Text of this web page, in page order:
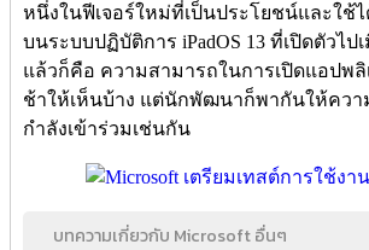
หนึ่งในฟีเจอร์ใหม่ที่เป็นประโยชน์และใช้ไ
บนระบบปฏิบัติการ iPadOS 13 ที่เปิดตัวไป
แล้วก็คือ ความสามารถในการเปิดแอปพ
ช้าให้เห็นบ้าง แต่นักพัฒนาก็พากันให้คว
กำลังเข้าร่วมเช่นกัน
บทความเกี่ยวกับ Microsoft อื่นๆ